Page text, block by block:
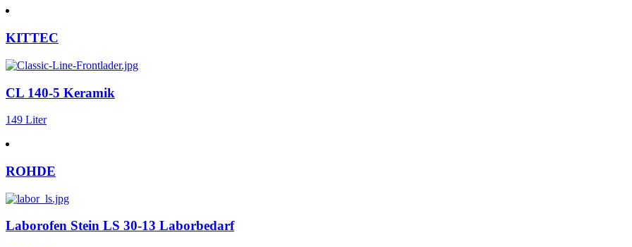
KITTEC
CL 140-5 Keramik
149 Liter
ROHDE
Laborofen Stein LS 30-13 Laborbedarf